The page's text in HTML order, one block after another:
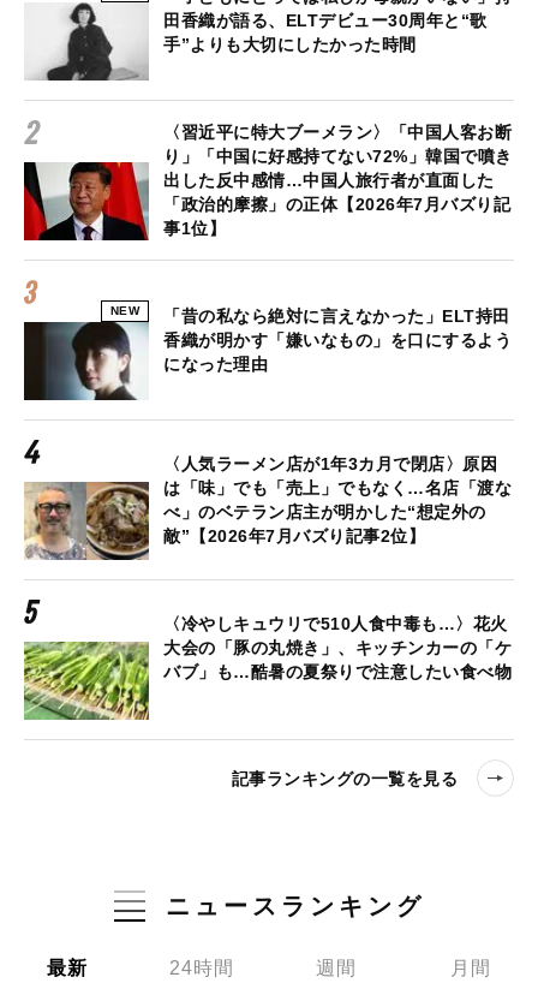
田香織が語る、ELTデビュー30周年と“歌
手”よりも大切にしたかった時間
〈習近平に特大ブーメラン〉「中国人客お断
り」「中国に好感持てない72%」韓国で噴き
出した反中感情…中国人旅行者が直面した
「政治的摩擦」の正体【2026年7月バズり記
事1位】
NEW
「昔の私なら絶対に言えなかった」ELT持田
香織が明かす「嫌いなもの」を口にするよう
になった理由
〈人気ラーメン店が1年3カ月で閉店〉原因
は「味」でも「売上」でもなく…名店「渡な
べ」のベテラン店主が明かした“想定外の
敵”【2026年7月バズり記事2位】
〈冷やしキュウリで510人食中毒も…〉花火
大会の「豚の丸焼き」、キッチンカーの「ケ
バブ」も…酷暑の夏祭りで注意したい食べ物
記事ランキングの一覧を見る
ニュースランキング
最新 24時間 週間 月間